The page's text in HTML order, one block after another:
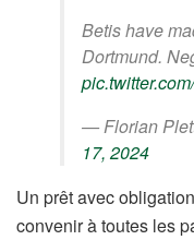
Betis have
Dortmund.
— Florian
17, 2024
Un prêt avec
convenir à toutes les